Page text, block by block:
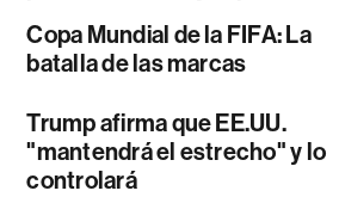
Copa Mundial de la FIFA: La
batalla de las marcas
Trump afirma que EE.UU.
"mantendrá el estrecho" y lo
controlará